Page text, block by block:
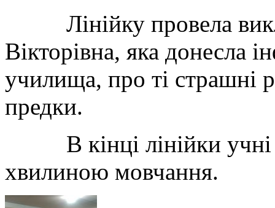
Лінійку провела
Вікторівна, яка донесла
училища, про ті страшні
предки.
В кінці лінійки учні
хвилиною мовчання.